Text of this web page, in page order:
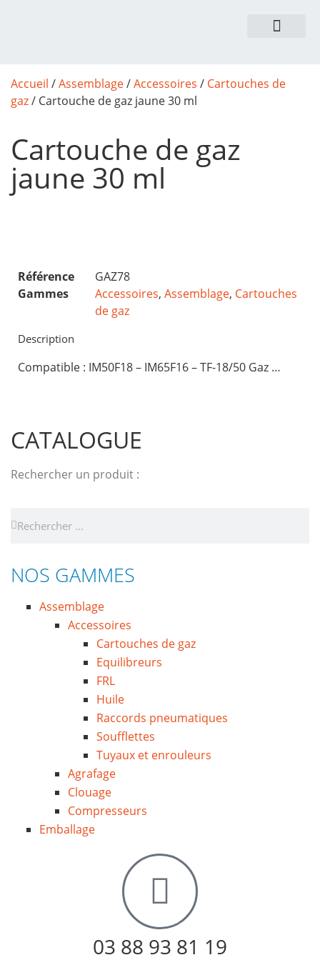
CATALOGUE
Rechercher un produit :
NOS GAMMES
Assemblage
Accessoires
Cartouches de gaz
Equilibreurs
FRL
Huile
Raccords pneumatiques
Soufflettes
Tuyaux et enrouleurs
Agrafage
Clouage
Compresseurs
Emballage
03 88 93 81 19
Accueil /Assemblage/Accessoires / Cartouches de
gaz/ Cartouche de gaz jaune 30 ml
Cartouche de gaz
jaune 30 ml
Référence
GAZ78
Gammes
Accessoires, Assemblage, Cartouches
de gaz
Description
Compatible : IM50F18 – IM65F16 – TF-18/50 Gaz …